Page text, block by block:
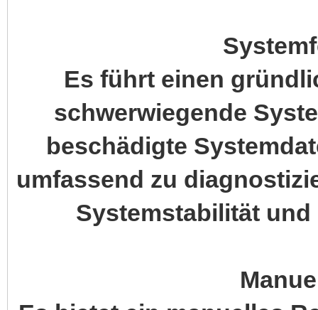
Es führt einen
schwerwiegende
beschädigte
umfassend zu
Systemstabilität